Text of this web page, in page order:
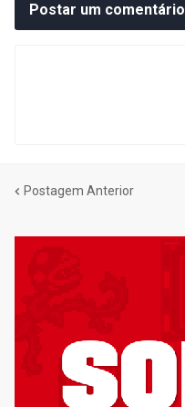
Postar um comentário
Postagem Anterior